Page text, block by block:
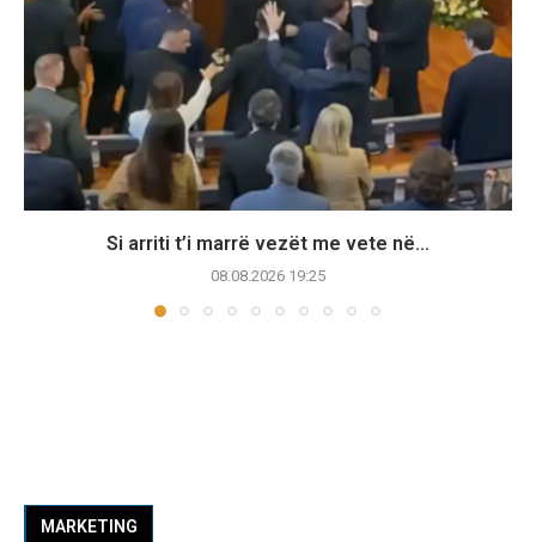
Si arriti t’i marrë vezët me vete në...
08.08.2026 19:25
MARKETING